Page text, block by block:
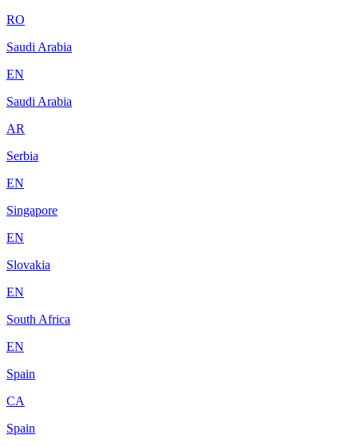
RO
Saudi Arabia
EN
Saudi Arabia
AR
Serbia
EN
Singapore
EN
Slovakia
EN
South Africa
EN
Spain
CA
Spain